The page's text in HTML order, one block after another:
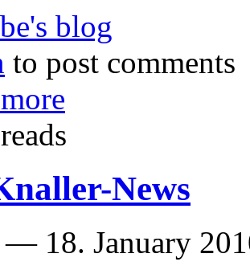
blog
to post comments
News
— 18. January